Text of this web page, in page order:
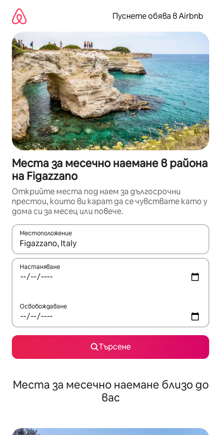
съдържанието
Пуснете обява в Airbnb
Места за месечно наемане в района
на Figazzano
Открийте места под наем за дългосрочни
престои, които ви карат да се чувствате като у
дома си за месец или повече.
Местоположение
Когато резултатите се покажат, използвайте
Настаняване
Освобождаване
Търсене
Места за месечно наемане близо до
вас